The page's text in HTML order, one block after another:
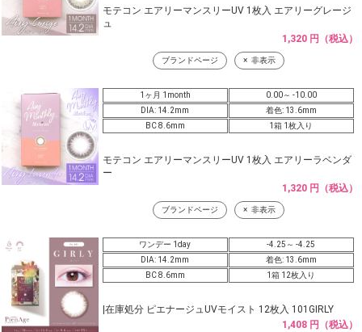
モテコン エアリーマンスリーUV 1枚入 エアリーグレージ
ュ
1,320 円（税込）
ブランドページ 非表示
1ヶ月 1month
0.00～ -10.00
DIA: 14.2mm
着色: 13.6mm
BC 8.6mm
1箱 1枚入り
モテコン エアリーマンスリーUV 1枚入 エアリーラベンダ
ー
1,320 円（税込）
ブランドページ 非表示
ワンデー 1day
-4.25～ -4.25
DIA: 14.2mm
着色: 13.6mm
BC 8.6mm
1箱 12枚入り
|在庫処分 ピエナージュUVモイスト 12枚入 101GIRLY
1,408 円（税込）